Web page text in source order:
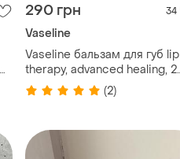
290 грн 34
Vaseline
Vaseline бальзам для губ lip
therapy, advanced healing, 2
tubes,по (10 g) (2)